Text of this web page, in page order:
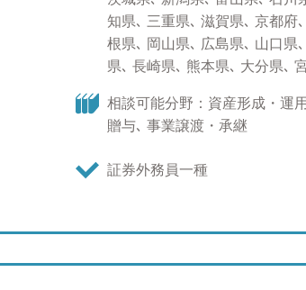
軽にご相談ください。 ●得意な商
（大型株）、米国株式、先進国債
コンサルティング、生命保険 ●趣
ワインを飲むこと、時計・装飾品
知県､ 三重県､ 滋賀県､ 京都府
根県､ 岡山県､ 広島県､ 山口県
県､ 長崎県､ 熊本県､ 大分県､
相談可能分野：資産形成・運
贈与､ 事業譲渡・承継
証券外務員一種